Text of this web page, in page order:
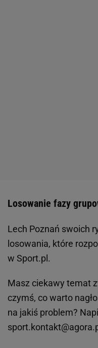
Losowanie fazy
Lech Poznań swoich
losowania, które
w Sport.pl.
Masz ciekawy temat
czymś, co warto
na jakiś problem?